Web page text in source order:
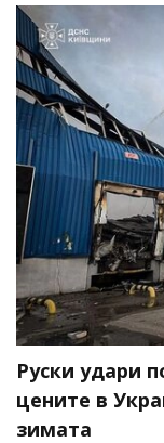
Руски удари
цените в
зимата